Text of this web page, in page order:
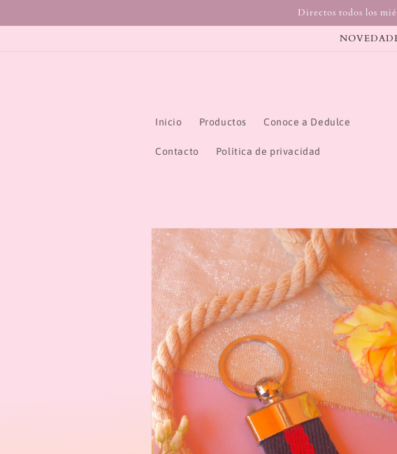
al contenido
Directos todos los
Inicio Productos Conoce a Dedulce
Contacto Política de privacidad
directamente
a la
información
del producto